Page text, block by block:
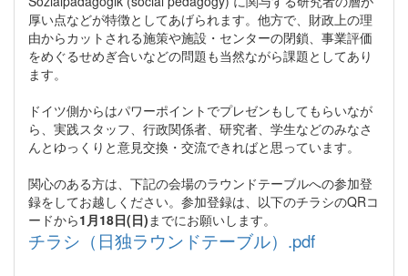
厚い点などが特徴としてあげられます。他方で、財政上の理
由からカットされる施策や施設・センターの閉鎖、事業評価
をめぐるせめぎ合いなどの問題も当然ながら課題としてあり
ます。
ドイツ側からはパワーポイントでプレゼンもしてもらいなが
ら、実践スタッフ、行政関係者、研究者、学生などのみなさ
んとゆっくりと意見交換・交流できればと思っています。
関心のある方は、下記の会場のラウンドテーブルへの参加登
録をしてお越しください。参加登録は、以下のチラシのQRコ
ードから1月18日(日) までにお願いします。
チラシ（日独ラウンドテーブル）.pdf